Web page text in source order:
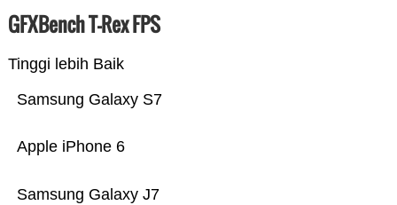
GFXBench T-Rex FPS
Tinggi lebih Baik
Samsung Galaxy J7
Apple iPhone 6
Samsung Galaxy S7